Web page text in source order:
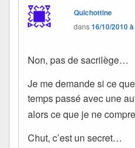
Quichottine
dans16/10/2010
Non, pas de sacrilège…
Je me demande si ce
temps passé avec une
alors ce que je ne
Chut, c’est un secret…